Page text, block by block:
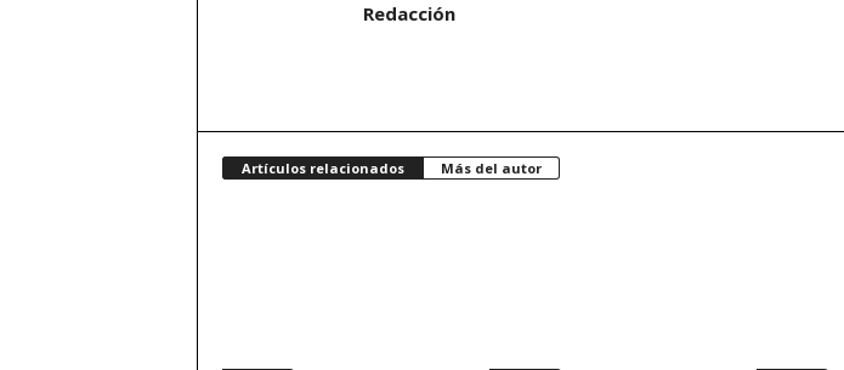
Redacción
Artículos relacionados Más del autor